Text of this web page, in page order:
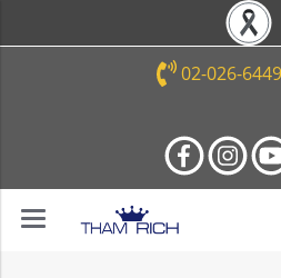
02-026-